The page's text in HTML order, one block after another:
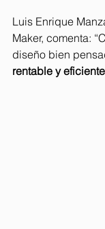
Luis Enrique
Maker, comenta:
diseño bien
rentable y